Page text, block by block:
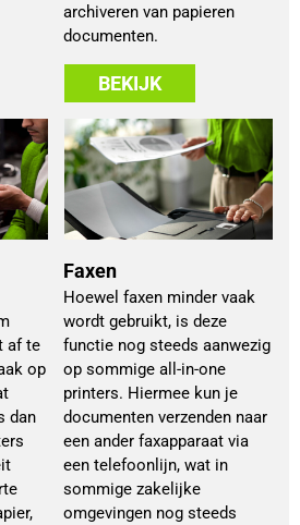
archiveren van papieren
documenten.
BEKIJK
af te
op
dan
Faxen
Hoewel faxen minder vaak
wordt gebruikt, is deze
functie nog steeds aanwezig
op sommige all-in-one
printers. Hiermee kun je
documenten verzenden naar
een ander faxapparaat via
een telefoonlijn, wat in
sommige zakelijke
omgevingen nog steeds